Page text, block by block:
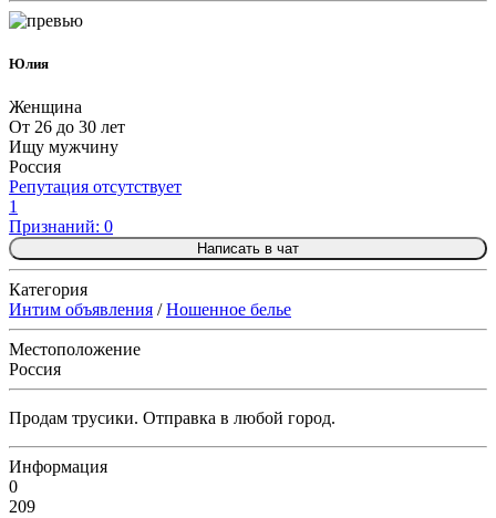
Юлия
Женщина
От 26 до 30 лет
Ищу мужчину
Россия
Репутация отсутствует
1
Признаний: 0
Написать в чат
Категория
Интим объявления /Ношенное белье
Местоположение
Россия
Продам трусики. Отправка в любой город.
Информация
0
209